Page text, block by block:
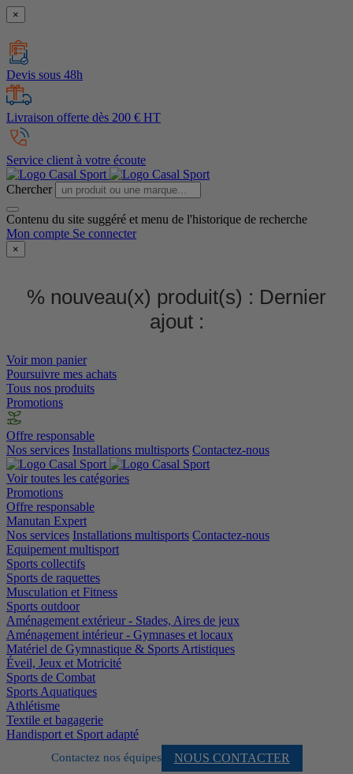
×
Devis sous 48h
Livraison offerte dès 200 € HT
Service client à votre écoute
Chercher
Contenu du site suggéré et menu de l'historique de recherche
Mon compte Se connecter
×
% nouveau(x) produit(s) : Dernier
ajout :
Voir mon panier
Poursuivre mes achats
Tous nos produits
Promotions
Offre responsable
Nos services Installations multisports Contactez-nous
Voir toutes les catégories
Promotions
Offre responsable
Manutan Expert
Nos services Installations multisports Contactez-nous
Equipement multisport
Sports collectifs
Sports de raquettes
Musculation et Fitness
Sports outdoor
Aménagement extérieur - Stades, Aires de jeux
Aménagement intérieur - Gymnases et locaux
Matériel de Gymnastique & Sports Artistiques
Éveil, Jeux et Motricité
Sports de Combat
Sports Aquatiques
Athlétisme
Textile et bagagerie
Handisport et Sport adapté
Contactez nos équipes NOUS CONTACTER